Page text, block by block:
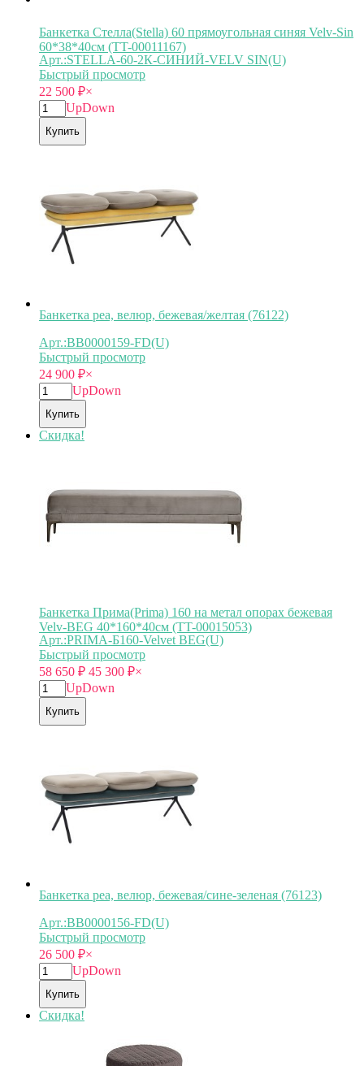
Банкетка Стелла(Stella) 60 прямоугольная синяя Velv-Sin
60*38*40см (TT-00011167)
Арт.:STELLA-60-2К-СИНИЙ-VELV SIN(U)
Быстрый просмотр
22 500 ₽×
UpDown
Купить
Банкетка pea, велюр, бежевая/желтая (76122)
Арт.:BB0000159-FD(U)
Быстрый просмотр
24 900 ₽×
UpDown
Купить
Скидка!
Банкетка Прима(Prima) 160 на метал опорах бежевая
Velv-BEG 40*160*40см (TT-00015053)
Арт.:PRIMA-Б160-Velvet BEG(U)
Быстрый просмотр
58 650 ₽ 45 300 ₽×
UpDown
Купить
Банкетка pea, велюр, бежевая/сине-зеленая (76123)
Арт.:BB0000156-FD(U)
Быстрый просмотр
26 500 ₽×
UpDown
Купить
Скидка!